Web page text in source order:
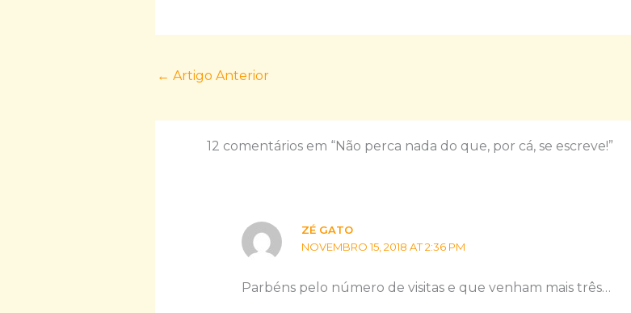
← Artigo Anterior
12 comentários em “Não perca nada do que, por cá, se escreve!”
ZÉ GATO
NOVEMBRO 15, 2018 AT 2:36 PM
Parbéns pelo número de visitas e que venham mais três…